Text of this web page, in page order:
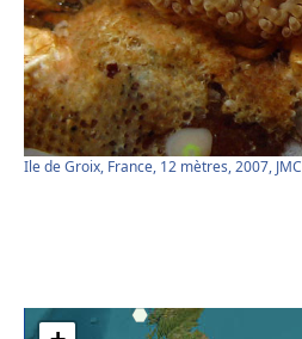
Ile de Groix, France, 12 mètres, 2007, JMC